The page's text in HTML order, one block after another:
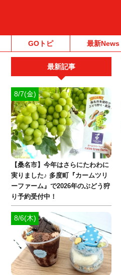
GOトピ 最新News
最新記事
8/7(金)
【桑名市】今年はさらにたわわに
実りました♪ 多度町『カームツリ
ーファーム』で2026年のぶどう狩
り予約受付中！
8/6(木)